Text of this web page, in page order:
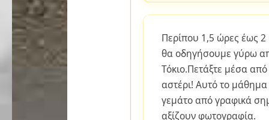
Περίπου 1,5 ώρες έως
θα οδηγήσουμε γύρω
Τόκιο.Πετάξτε μέσα
αστέρι! Αυτό το μάθημα
γεμάτο από γραφικά
αξίζουν φωτογραφία.